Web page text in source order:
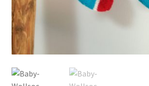
Kontakt